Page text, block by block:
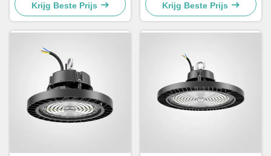
Krijg Beste Prijs
Krijg Beste Prijs